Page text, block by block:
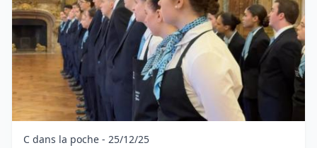
C dans la poche - 25/12/25